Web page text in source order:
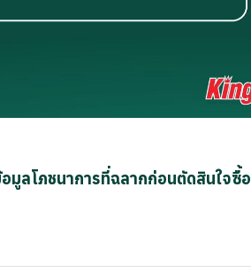
มูลโภชนาการที่ฉลากก่อนตัดสินใจซื้อ